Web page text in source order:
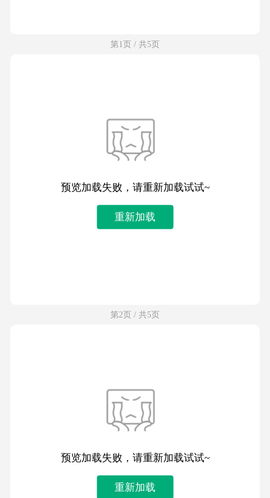
第1页 / 共5页
预览加载失败，请重新加载试试~
重新加载
第2页 / 共5页
预览加载失败，请重新加载试试~
重新加载